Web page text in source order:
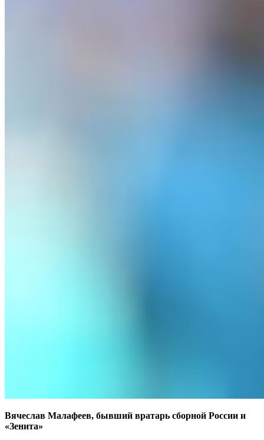
Вячеслав Малафеев, бывший вратарь сборной России и
«Зенита»